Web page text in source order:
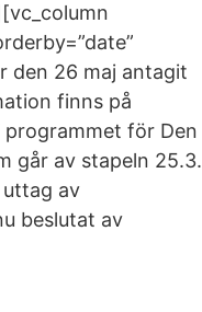
den 26 maj antagit
finns på
för Den
går av stapeln 25.3.
av
beslutat av